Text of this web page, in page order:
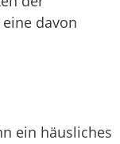
davon
ein häusliches